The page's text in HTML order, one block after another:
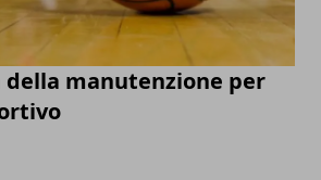
manutenzione per